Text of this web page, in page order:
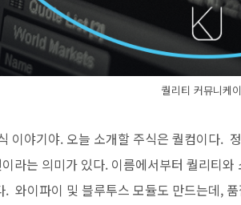
퀄리티 커뮤니케
이야기야. 오늘 소개할 주식은 퀄컴이
라는 의미가 있다. 이름에서부터 퀄리티
. 와이파이 및 블루투스 모듈도 만드는데,